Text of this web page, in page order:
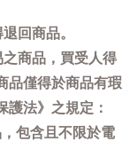
回商品。
商品，買受人得
品僅得於商品有瑕
護法》之規定：
包含且不限於電